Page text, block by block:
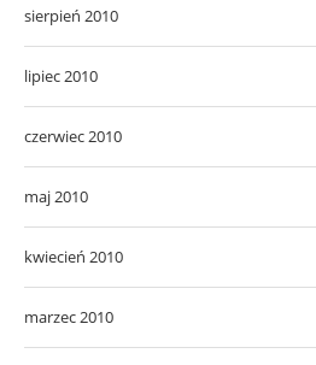
sierpień 2010
lipiec 2010
czerwiec 2010
maj 2010
kwiecień 2010
marzec 2010